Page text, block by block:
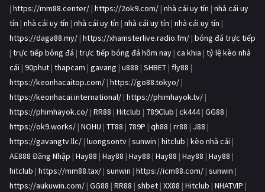
| https://mm88.center/ | https://2ok9.com/ | nhà cái uy tín | nhà cái uy
tín | nhà cái uy tín | nhà cái uy tín | nhà cái uy tín | nhà cái uy tín |
https://daga88.my/ | https://xhamsterlive.radio.fm/ | bóng đá trực tiếp
| trực tiếp bóng đá | trực tiếp bóng đá hôm nay | ca khia | tỷ lệ kèo nhà
cái | 90phut | thapcam | gavang | u888 | SHBET | fly88 |
https://keonhacaitop.com/ | https://go88.tokyo/ |
https://keonhacai.international/ | https://phimhayok.tv/ |
https://phimhayok.co/ | RR88 | Hitclub | 789Club | ck444| GG88 |
https://ok9.works/ | NOHU | TT88 | 789P | qh88 | rr88 | J88 |
https://gavangtv.llc/ | luongsontv | sunwin | hitclub | kèo nhà cái |
AE888 Đăng Nhập | Hay88 | Hay88 | Hay88 | Hay88 | Hay88 | Hay88 |
hitclub | https://mm88.tax/ | sunwin | https://icm88.com/ | sunwin |
https://aukuwin.com/ | GG88 | RR88 | shbet | XX88 | Hitclub | NHATVIP |